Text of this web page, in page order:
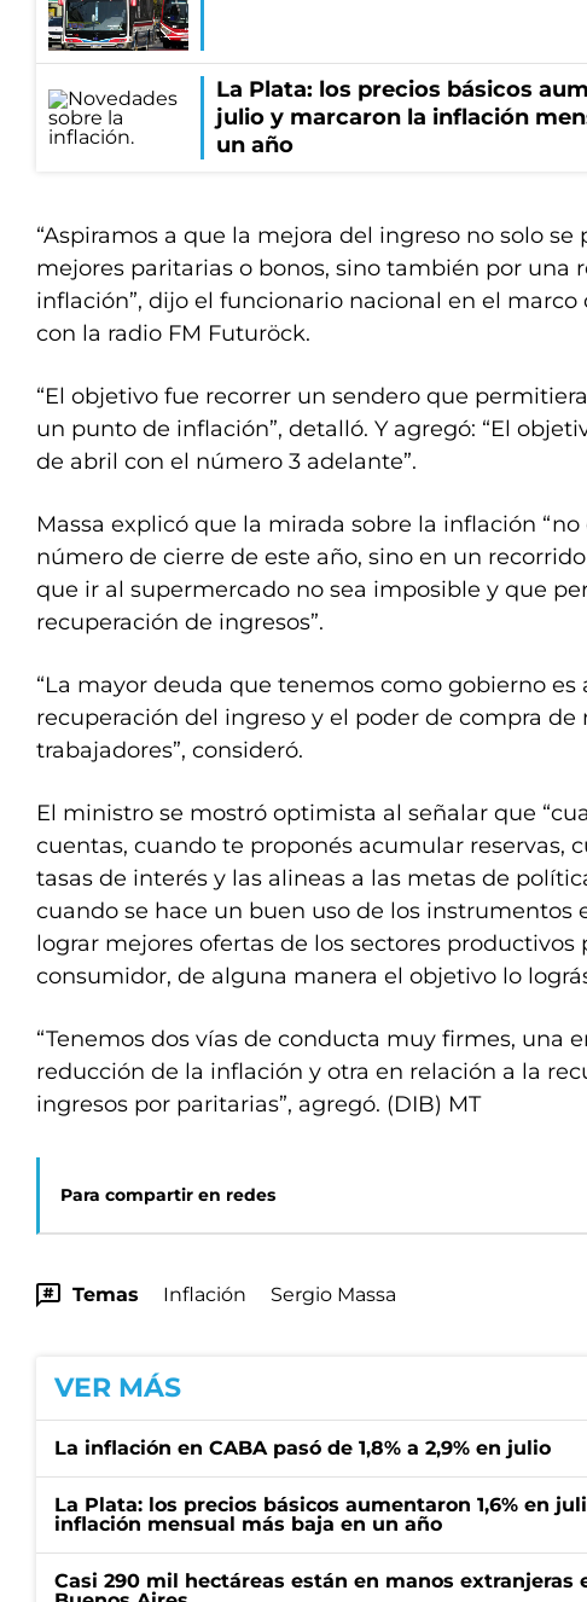
La Plata: los precios básicos
julio y marcaron la inflación
un año
“Aspiramos a que la mejora del ingreso no solo se
mejores paritarias o bonos, sino también por una
inflación”, dijo el funcionario nacional en el marco
con la radio FM Futuröck.
“El objetivo fue recorrer un sendero que
un punto de inflación”, detalló. Y agregó: “El
de abril con el número 3 adelante”.
Massa explicó que la mirada sobre la inflación
número de cierre de este año, sino en un
que ir al supermercado no sea imposible y que
recuperación de ingresos”.
“La mayor deuda que tenemos como gobierno es
recuperación del ingreso y el poder de compra de
trabajadores”, consideró.
El ministro se mostró optimista al señalar que
cuentas, cuando te proponés acumular reservas,
tasas de interés y las alineas a las metas de
cuando se hace un buen uso de los instrumentos
lograr mejores ofertas de los sectores productivos
consumidor, de alguna manera el objetivo lo
“Tenemos dos vías de conducta muy firmes, una
reducción de la inflación y otra en relación a la
ingresos por paritarias”, agregó. (DIB) MT
Para compartir en redes
Temas Inflación Sergio Massa
VER MÁS
La inflación en CABA pasó de 1,8% a 2,9% en julio
La Plata: los precios básicos aumentaron 1,6% en
inflación mensual más baja en un año
Casi 290 mil hectáreas están en manos extranjeras